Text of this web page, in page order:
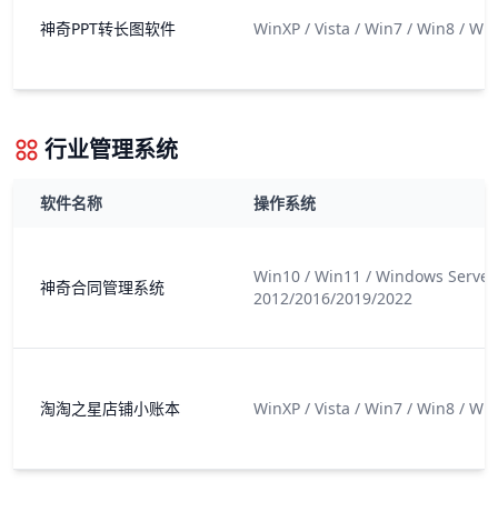
神奇PPT转长图软件 WinXP / Vista / Win7 / Win8 /
行业管理系统
软件名称 操作系统
神奇合同管理系统
Win10 / Win11 / Windows Server
2012/2016/2019/2022
淘淘之星店铺小账本 WinXP / Vista / Win7 / Win8 /